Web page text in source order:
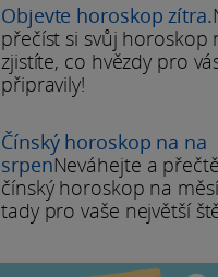
Objevte horoskop zítra.
přečíst si svůj horoskop
zjistíte, co hvězdy pro
připravily!
Čínský horoskop na na
srpenNeváhejte a
čínský horoskop na
tady pro vaše největší